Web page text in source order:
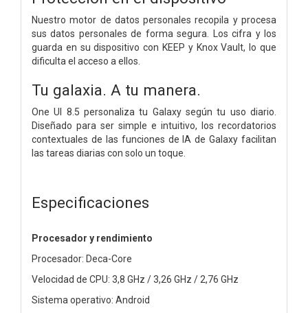
Nuestro motor de datos personales recopila y procesa
sus datos personales de forma segura. Los cifra y los
guarda en su dispositivo con KEEP y Knox Vault, lo que
dificulta el acceso a ellos.
Tu galaxia. A tu manera.
One UI 8.5 personaliza tu Galaxy según tu uso diario.
Diseñado para ser simple e intuitivo, los recordatorios
contextuales de las funciones de IA de Galaxy facilitan
las tareas diarias con solo un toque.
Especificaciones
Procesador y rendimiento
Procesador: Deca-Core
Velocidad de CPU: 3,8 GHz / 3,26 GHz / 2,76 GHz
Sistema operativo: Android